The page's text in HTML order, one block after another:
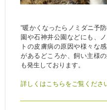
“暖かくなったらノミダニ予
園や石神井公園などにも、
トの皮膚病の原因や様々な
があるどころか、飼い主様
も発生しております。
詳しくはこちらをご覧くださ